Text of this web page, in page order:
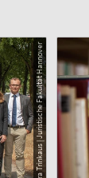
© Cora Trinkaus | Juristische Fakultät Hannover